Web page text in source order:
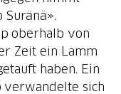
Suränä».
oberhalb von
Zeit ein Lamm
haben. Ein
verwandelte sich